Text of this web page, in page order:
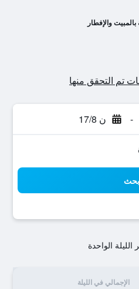
والإفطار
- ن 17/8
بحث
الواحدة
الإجمالي في الليلة